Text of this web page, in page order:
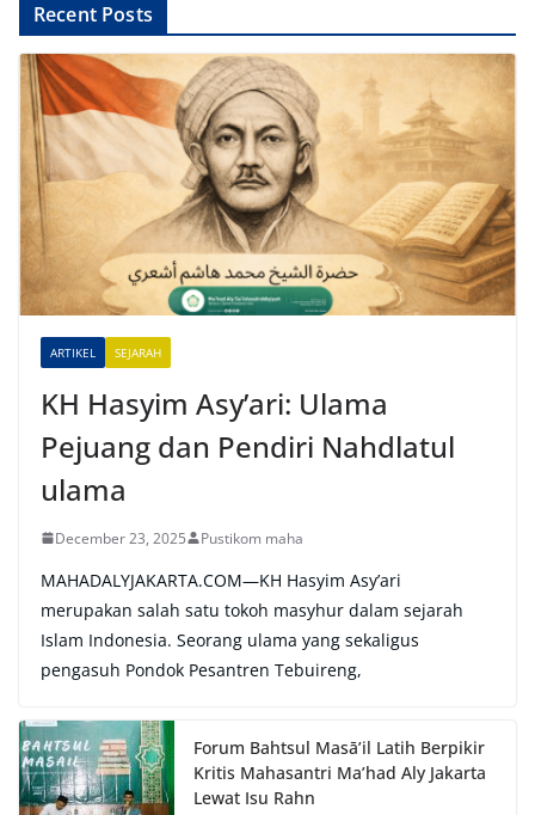
l
t
v
Recent Posts
ARTIKEL SEJARAH
KH Hasyim Asy’ari: Ulama
Pejuang dan Pendiri Nahdlatul
ulama
December 23, 2025 Pustikom maha
MAHADALYJAKARTA.COM—KH Hasyim Asy’ari
merupakan salah satu tokoh masyhur dalam sejarah
Islam Indonesia. Seorang ulama yang sekaligus
pengasuh Pondok Pesantren Tebuireng,
Forum Bahtsul Masā’il Latih Berpikir
Kritis Mahasantri Ma’had Aly Jakarta
Lewat Isu Rahn